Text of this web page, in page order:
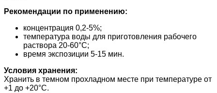
Рекомендации по применению:
концентрация 0,2-5%;
температура воды для приготовления рабочего
раствора 20-60°С;
время экспозиции 5-15 мин.
Условия хранения:
Хранить в темном прохладном месте при температуре от
+1 до +20°С.